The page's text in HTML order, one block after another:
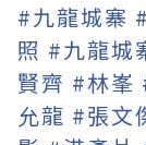
#九龍城寨
照 #九龍城
賢齊 #林峯
允龍 #張文